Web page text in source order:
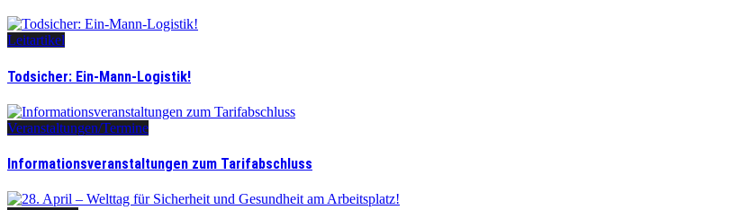
Leitartikel
Todsicher: Ein-Mann-Logistik!
Veranstaltungen/Termine
Informationsveranstaltungen zum Tarifabschluss